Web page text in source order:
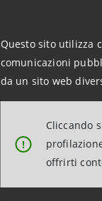
Questo sito utilizza
comunicazioni
da un sito web
!
Cliccando
offrirti
non
Investire
“Noi